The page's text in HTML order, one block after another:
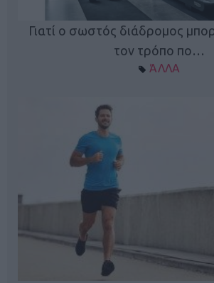
Γιατί ο σωστός διάδρομος
τον τρόπο πο…
ΆΛΛΑ